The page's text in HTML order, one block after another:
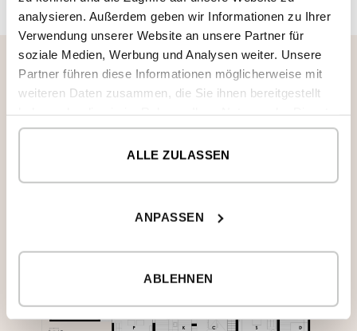
analysieren. Außerdem geben wir Informationen zu Ihrer
Verwendung unserer Website an unsere Partner für
soziale Medien, Werbung und Analysen weiter. Unsere
Partner führen diese Informationen möglicherweise mit
weiteren Daten zusammen, die Sie ihnen bereitgestellt
gesammelt haben.
ALLE ZULASSEN
ANPASSEN
ABLEHNEN
Erdgeschoss
Im Erdgeschoss befindet sich die Tageszone mit
verbundenen Räumen: Wohnzimmer, Esszimmer,
Küche und eine große überdachte Veranda,
Serviceeinrichtungen.